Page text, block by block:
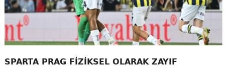
SPARTA PRAG FİZİKSEL OLARAK ZAYIF